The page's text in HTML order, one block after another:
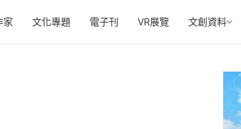
家 文化專題 電子刊 VR展覽 文創資料